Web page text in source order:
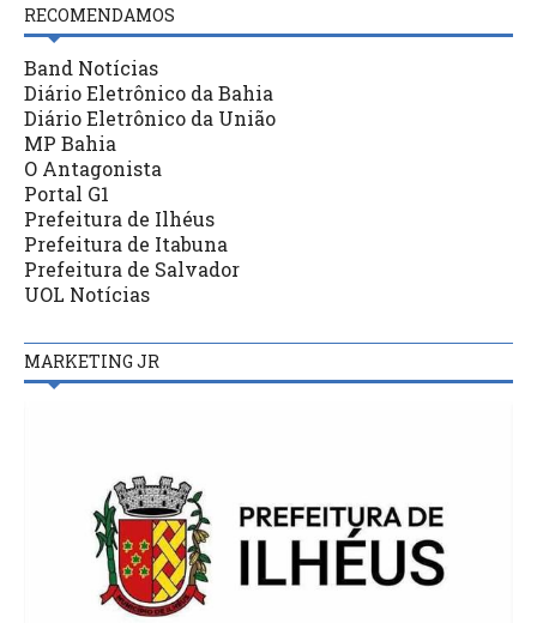
RECOMENDAMOS
Band Notícias
Diário Eletrônico da Bahia
Diário Eletrônico da União
MP Bahia
O Antagonista
Portal G1
Prefeitura de Ilhéus
Prefeitura de Itabuna
Prefeitura de Salvador
UOL Notícias
MARKETING JR